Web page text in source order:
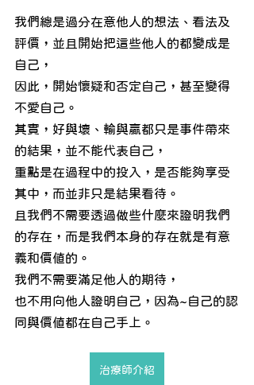
我們總是過分在意他人的想法、看法及
評價，並且開始把這些他人的都變成是
自己，
因此，開始懷疑和否定自己，甚至變得
不愛自己。
其實，好與壞、輸與贏都只是事件帶來
的結果，並不能代表自己，
重點是在過程中的投入，是否能夠享受
其中，而並非只是結果看待。
且我們不需要透過做些什麼來證明我們
的存在，而是我們本身的存在就是有意
義和價值的。
我們不需要滿足他人的期待，
也不用向他人證明自己，因為~自己的認
同與價值都在自己手上。
治療師介紹